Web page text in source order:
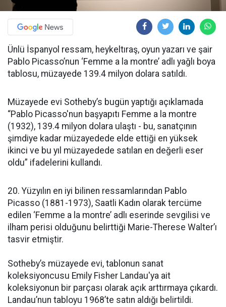
Ünlü İspanyol ressam, heykeltıraş, oyun yazarı ve şair
Pablo Picasso’nun ‘Femme a la montre’ adlı yağlı boya
tablosu, müzayede 139.4 milyon dolara satıldı.
Müzayede evi Sotheby’s bugün yaptığı açıklamada
“Pablo Picasso'nun başyapıtı Femme a la montre
(1932), 139.4 milyon dolara ulaştı - bu, sanatçının
şimdiye kadar müzayedede elde ettiği en yüksek
ikinci ve bu yıl müzayedede satılan en değerli eser
oldu” ifadelerini kullandı.
20. Yüzyılın en iyi bilinen ressamlarından Pablo
Picasso (1881-1973), Saatli Kadın olarak tercüme
edilen ‘Femme a la montre’ adlı eserinde sevgilisi ve
ilham perisi olduğunu belirttiği Marie-Therese Walter’ı
tasvir etmiştir.
Sotheby’s müzayede evi, tablonun sanat
koleksiyoncusu Emily Fisher Landau'ya ait
koleksiyonun bir parçası olarak açık arttırmaya çıkardı.
Landau’nun tabloyu 1968’te satın aldığı belirtildi.